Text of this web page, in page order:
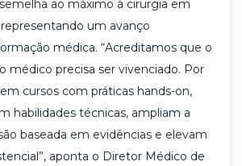
ao máximo à cirurgia em
um avanço
médica. “Acreditamos que o
médico precisa ser vivenciado. Por
cursos com práticas hands-on,
habilidades técnicas, ampliam a
baseada em evidências e elevam
aponta o Diretor Médico de